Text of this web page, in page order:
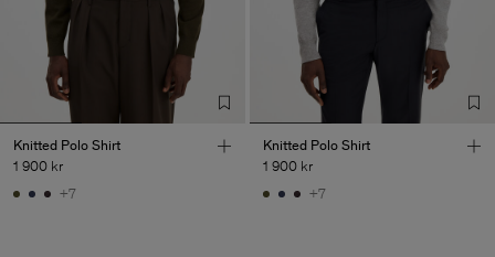
Knitted Polo Shirt
1 900 kr
+7
Knitted Polo Shirt
1 900 kr
+7